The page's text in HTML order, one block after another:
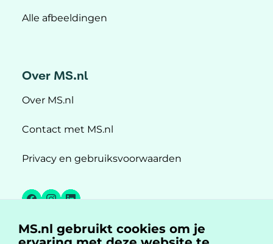
Alle afbeeldingen
Over MS.nl
Over MS.nl
Contact met MS.nl
Privacy en gebruiksvoorwaarden
Facebook
Instagram
LinkedIn
MS.nl is een initiatief van:
MS.nl gebruikt cookies om je